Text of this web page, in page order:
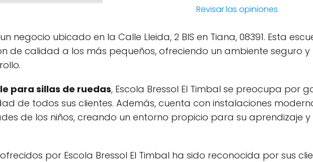
Revisar las opiniones
negocio ubicado en la Calle Lleida, 2 BIS en Tiana, 08391. Esta
de calidad a los más pequeños, ofreciendo un ambiente seguro y
para sillas de ruedas, Escola Bressol El Timbal se preocupa por
de todos sus clientes. Además, cuenta con instalaciones
de los niños, creando un entorno propicio para su aprendizaje y
por Escola Bressol El Timbal ha sido reconocida por sus